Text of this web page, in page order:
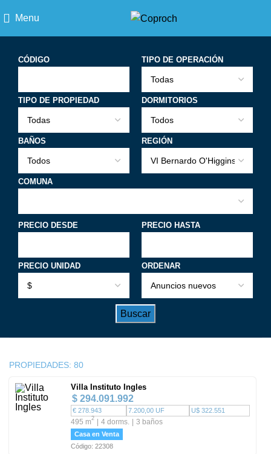
Menu
CÓDIGO TIPO DE OPERACIÓN
TIPO DE PROPIEDAD DORMITORIOS
BAÑOS REGIÓN
COMUNA
PRECIO DESDE PRECIO HASTA
PRECIO UNIDAD ORDENAR
PROPIEDADES: 80
Villa Instituto Ingles
$ 294.091.992
€ 278.943 7.200,00 UF U$ 322.551
495 m2 4 dorms. 3 baños
Casa en Venta
Código: 22308